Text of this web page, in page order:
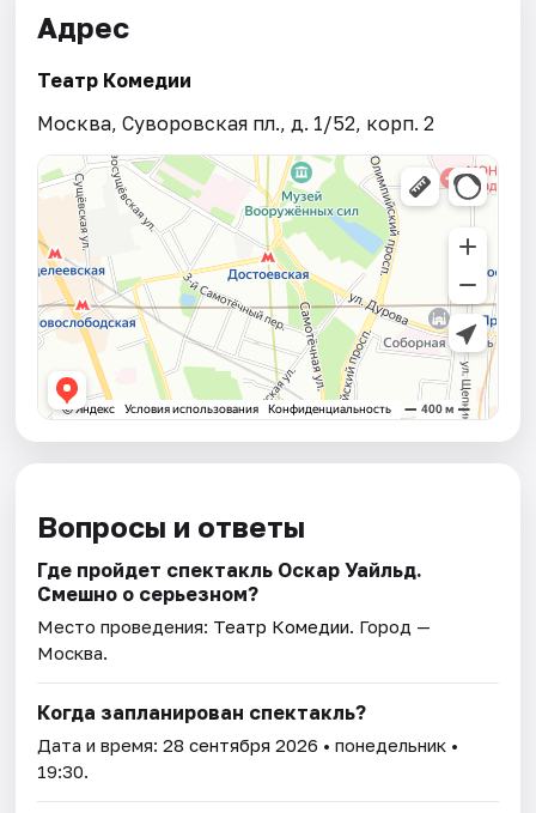
Адрес
Театр Комедии
Москва, Суворовская пл., д. 1/52, корп. 2
Вопросы и ответы
Где пройдет спектакль Оскар Уайльд.
Смешно о серьезном?
Место проведения: Театр Комедии. Город —
Москва.
Когда запланирован спектакль?
Дата и время:28 сентября 2026 • понедельник •
19:30.